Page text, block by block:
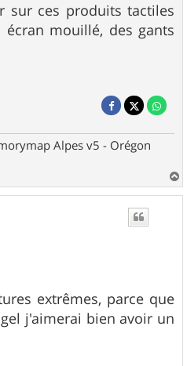
sur ces produits tactiles
écran mouillé, des gants
Alpes v5 - Orégon
a
u
extrêmes, parce que
j'aimerai bien avoir un